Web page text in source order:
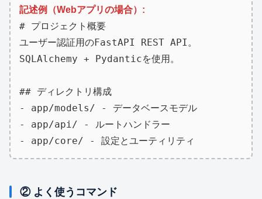
記述例（Webアプリの場合）:
# プロジェクト概要
ユーザー認証用のFastAPI REST API。
SQLAlchemy + Pydanticを使用。
## ディレクトリ構成
- app/models/ - データベースモデル
- app/api/ - ルートハンドラー
- app/core/ - 設定とユーティリティ
② よく使うコマンド